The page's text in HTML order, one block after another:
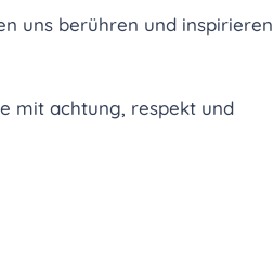
uns berühren und inspirieren
mit achtung, respekt und